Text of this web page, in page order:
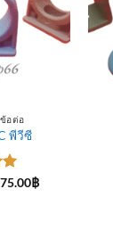
อต่อ
พีวีซี
฿Price